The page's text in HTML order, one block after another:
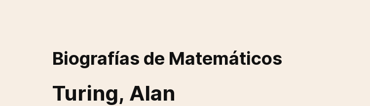
Biografías de Matemáticos
Turing, Alan